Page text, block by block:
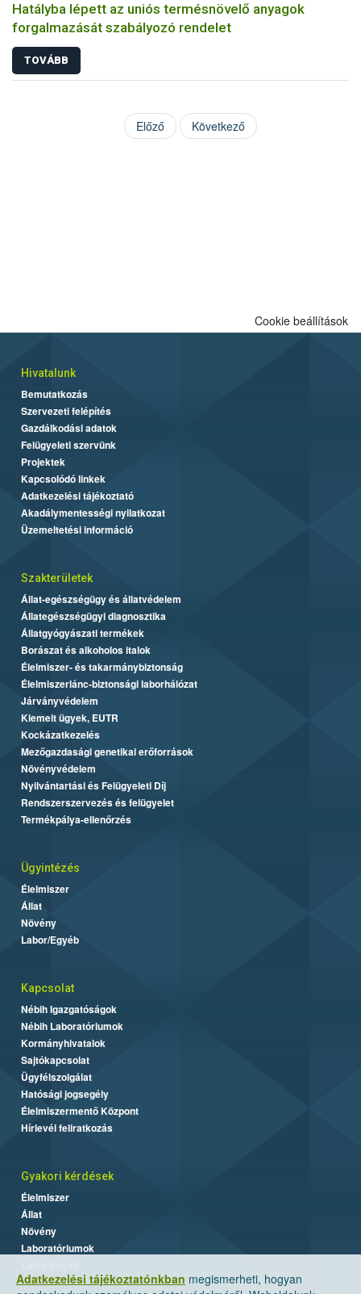
Hatályba lépett az uniós termésnövelő anyagok
forgalmazását szabályozó rendelet
TOVÁBB
Előző Következő
Adatkezelési tájékoztatónkban megismerheti, hogyan
Cookie beállítások
Hivatalunk
Bemutatkozás
Szervezeti felépítés
Gazdálkodási adatok
Felügyeleti szervünk
Projektek
Kapcsolódó linkek
Adatkezelési tájékoztató
Akadálymentességi nyilatkozat
Üzemeltetési információ
Szakterületek
Állat-egészségügy és állatvédelem
Állategészségügyi diagnosztika
Állatgyógyászati termékek
Borászat és alkoholos italok
Élelmiszer- és takarmánybiztonság
Élelmiszerlánc-biztonsági laborhálózat
Járványvédelem
Kiemelt ügyek, EUTR
Kockázatkezelés
Mezőgazdasági genetikai erőforrások
Növényvédelem
Nyilvántartási és Felügyeleti Díj
Rendszerszervezés és felügyelet
Termékpálya-ellenőrzés
Ügyintézés
Élelmiszer
Állat
Növény
Labor/Egyéb
Kapcsolat
Nébih Igazgatóságok
Nébih Laboratóriumok
Kormányhivatalok
Sajtókapcsolat
Ügyfélszolgálat
Hatósági jogsegély
Élelmiszermentő Központ
Hírlevél feliratkozás
Gyakori kérdések
Élelmiszer
Állat
Növény
Laboratóriumok